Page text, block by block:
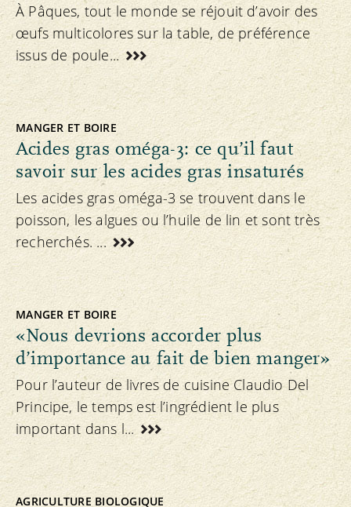
À Pâques, tout le monde se réjouit d’avoir des
œufs multicolores sur la table, de préférence
issus de poule...
MANGER ET BOIRE
Acides gras oméga-3: ce qu’il faut
savoir sur les acides gras insaturés
Les acides gras oméga-3 se trouvent dans le
poisson, les algues ou l’huile de lin et sont très
recherchés. ...
MANGER ET BOIRE
«Nous devrions accorder plus
d’importance au fait de bien manger»
Pour l’auteur de livres de cuisine Claudio Del
Principe, le temps est l’ingrédient le plus
important dans l...
AGRICULTURE BIOLOGIQUE